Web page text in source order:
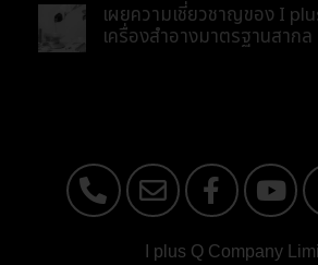
เผยความเชี่ยวชาญของ I
เครื่องสำอางมาตรฐานสากล
I plus Q Company